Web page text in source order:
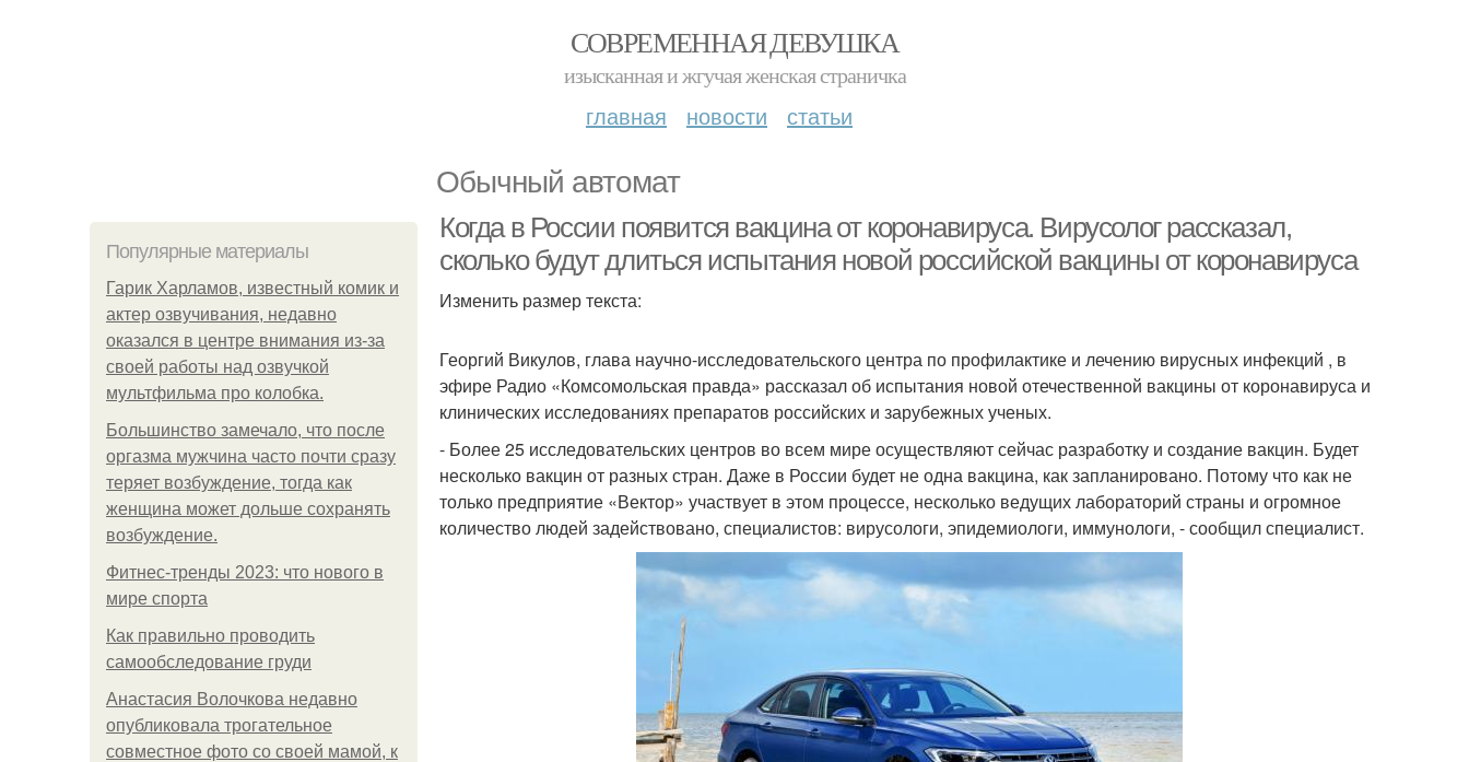
СОВРЕМЕННАЯ ДЕВУШКА
изысканная и жгучая женская страничка
главная новости статьи
Обычный автомат
Популярные материалы
Гарик Харламов, известный комик и
актер озвучивания, недавно
оказался в центре внимания из-за
своей работы над озвучкой
мультфильма про колобка.
Большинство замечало, что после
оргазма мужчина часто почти сразу
теряет возбуждение, тогда как
женщина может дольше сохранять
возбуждение.
Фитнес-тренды 2023: что нового в
мире спорта
Как правильно проводить
самообследование груди
Анастасия Волочкова недавно
опубликовала трогательное
совместное фото со своей мамой, к
Когда в России появится вакцина от коронавируса. Вирусолог рассказал,
сколько будут длиться испытания новой российской вакцины от коронавируса
Изменить размер текста:
Георгий Викулов, глава научно-исследовательского центра по профилактике и лечению вирусных инфекций , в
эфире Радио «Комсомольская правда» рассказал об испытания новой отечественной вакцины от коронавируса и
клинических исследованиях препаратов российских и зарубежных ученых.
- Более 25 исследовательских центров во всем мире осуществляют сейчас разработку и создание вакцин. Будет
несколько вакцин от разных стран. Даже в России будет не одна вакцина, как запланировано. Потому что как не
только предприятие «Вектор» участвует в этом процессе, несколько ведущих лабораторий страны и огромное
количество людей задействовано, специалистов: вирусологи, эпидемиологи, иммунологи, - сообщил специалист.